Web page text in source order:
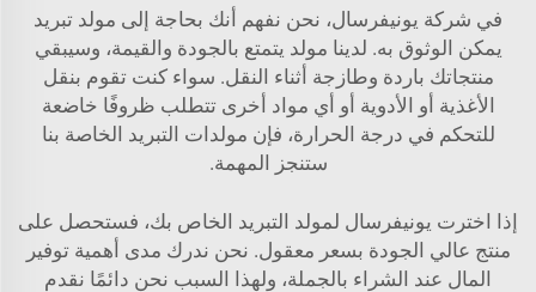
في شركة يونيفرسال، نحن نفهم أنك بحاجة إلى مولد تبريد
يمكن الوثوق به. لدينا مولد يتمتع بالجودة والقيمة، وسيبقي
منتجاتك باردة وطازجة أثناء النقل. سواء كنت تقوم بنقل
الأغذية أو الأدوية أو أي مواد أخرى تتطلب ظروفًا خاضعة
للتحكم في درجة الحرارة، فإن مولدات التبريد الخاصة بنا
ستنجز المهمة.
إذا اخترت يونيفرسال لمولد التبريد الخاص بك، فستحصل على
منتج عالي الجودة بسعر معقول. نحن ندرك مدى أهمية توفير
المال عند الشراء بالجملة، ولهذا السبب نحن دائمًا نقدم